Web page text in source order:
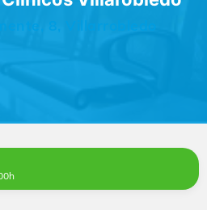
8, Villarrobledo